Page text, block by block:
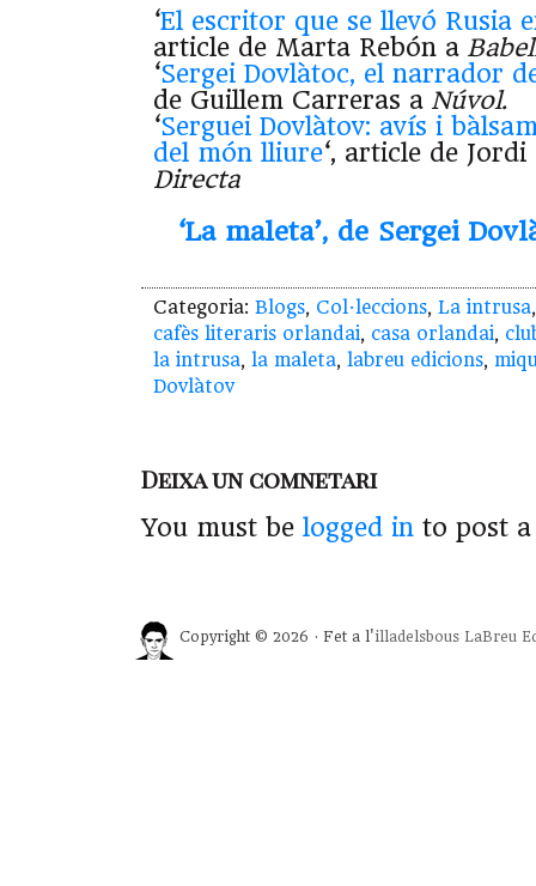
‘El escritor que se llevó Rusia
article de Marta Rebón a
‘Sergei Dovlàtoc, el narrador
de Guillem Carreras a Núvol.
‘Serguei Dovlàtov: avís i
del món lliure‘, article de
Directa
‘La maleta’, de Sergei
Categoria: Blogs, Col·leccions, La intrusa
cafès literaris orlandai, casa orlandai,
la intrusa, la maleta, labreu edicions,
Dovlàtov
Deixa un comnetari
You must be logged in to post
Copyright © 2026 · Fet a l'illadelsbous LaBreu